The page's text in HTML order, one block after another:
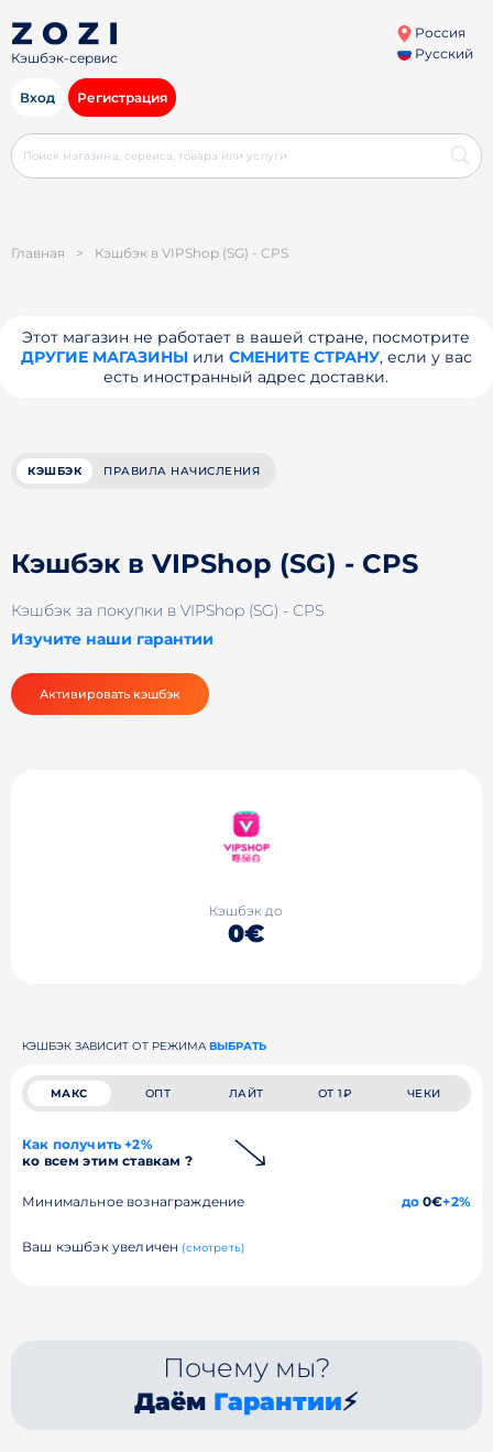
Кэшбэк-сервис
Россия
Русский
Вход Регистрация
Главная > Кэшбэк в VIPShop (SG) - CPS
Этот магазин не работает в вашей стране, посмотрите
ДРУГИЕ МАГАЗИНЫили СМЕНИТЕ СТРАНУ, если у вас
есть иностранный адрес доставки.
КЭШБЭК ПРАВИЛА НАЧИСЛЕНИЯ
Кэшбэк в VIPShop (SG) - CPS
Кэшбэк за покупки в VIPShop (SG) - CPS
Изучите наши гарантии
Активировать кэшбэк
Кэшбэк до
0€
КЭШБЭК ЗАВИСИТ ОТ РЕЖИМА ВЫБРАТЬ
МАКС ОПТ ЛАЙТ ОТ 1₽ ЧЕКИ
Как получить +2%
ко всем этим ставкам ?
Минимальное вознаграждение до0€+2%
Ваш кэшбэк увеличен (смотреть)
Почему мы?
Даём Гарантии⚡